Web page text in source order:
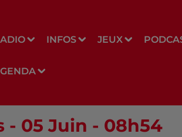
INFOS JEUX
- 05 Juin - 08h54